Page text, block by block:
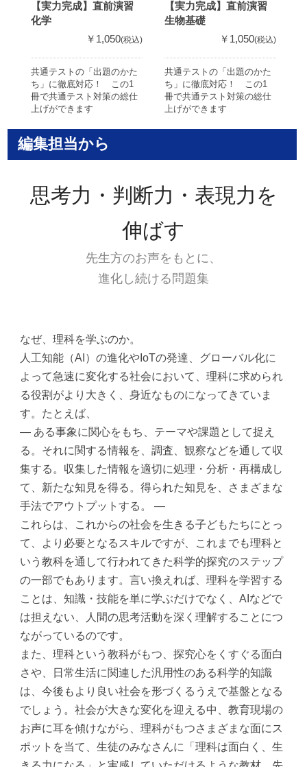
【実力完成】直前演習
化学
￥1,050(税込)
共通テストの「出題のかた
ち」に徹底対応！ この1
冊で共通テスト対策の総仕
上げができます
【実力完成】直前演習
生物基礎
￥1,050(税込)
共通テストの「出題のかた
ち」に徹底対応！ この1
冊で共通テスト対策の総仕
上げができます
編集担当から
思考力・判断力・表現力を
伸ばす
先生方のお声をもとに、
進化し続ける問題集
なぜ、理科を学ぶのか。
人工知能（AI）の進化やIoTの発達、グローバル化に
よって急速に変化する社会において、理科に求められ
る役割がより大きく、身近なものになってきていま
す。たとえば、
― ある事象に関心をもち、テーマや課題として捉え
る。それに関する情報を、調査、観察などを通して収
集する。収集した情報を適切に処理・分析・再構成し
て、新たな知見を得る。得られた知見を、さまざまな
手法でアウトプットする。 ―
これらは、これからの社会を生きる子どもたちにとっ
て、より必要となるスキルですが、これまでも理科と
いう教科を通して行われてきた科学的探究のステップ
の一部でもあります。言い換えれば、理科を学習する
ことは、知識・技能を単に学ぶだけでなく、AIなどで
は担えない、人間の思考活動を深く理解することにつ
ながっているのです。
また、理科という教科がもつ、探究心をくすぐる面白
さや、日常生活に関連した汎用性のある科学的知識
は、今後もより良い社会を形づくるうえで基盤となる
でしょう。社会が大きな変化を迎える中、教育現場の
お声に耳を傾けながら、理科がもつさまざまな面にス
ポットを当て、生徒のみなさんに「理科は面白く、生